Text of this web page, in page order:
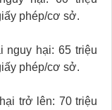
phép/cơ sở.
nguy hại: 65 triệu
phép/cơ sở.
trở lên: 70 triệu